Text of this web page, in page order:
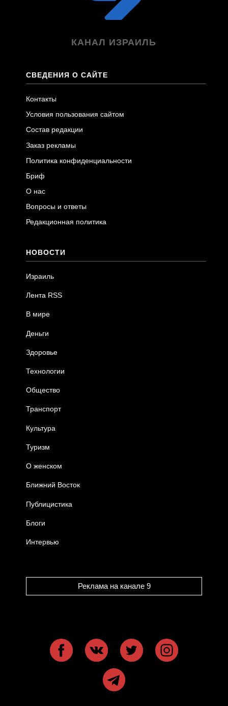
КАНАЛ ИЗРАИЛЬ
СВЕДЕНИЯ О САЙТЕ
Контакты
Условия пользования сайтом
Состав редакции
Заказ рекламы
Политика конфиденциальности
Бриф
О нас
Вопросы и ответы
Редакционная политика
НОВОСТИ
Израиль
Лента RSS
В мире
Деньги
Здоровье
Технологии
Общество
Транспорт
Культура
Туризм
О женском
Ближний Восток
Публицистика
Блоги
Интервью
Реклама на канале 9